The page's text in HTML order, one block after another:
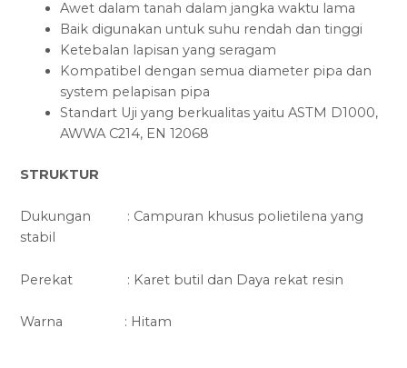
Awet dalam tanah dalam jangka waktu lama
Baik digunakan untuk suhu rendah dan tinggi
Ketebalan lapisan yang seragam
Kompatibel dengan semua diameter pipa dan
system pelapisan pipa
Standart Uji yang berkualitas yaitu ASTM D1000,
AWWA C214, EN 12068
STRUKTUR
Dukungan : Campuran khusus polietilena yang
stabil
Perekat : Karet butil dan Daya rekat resin
Warna : Hitam